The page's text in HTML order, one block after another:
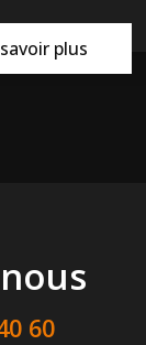
plus
60